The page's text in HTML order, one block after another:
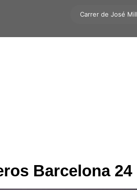
Carrer de José
Barcelona